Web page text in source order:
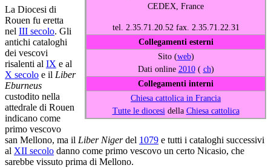
CEDEX, France
tel. 2.35.71.20.52 fax. 2.35.71.22.31
Collegamenti esterni
Sito (web)
Dati online 2010( ch)
Collegamenti interni
Chiesa cattolica in Francia
Tutte le diocesi della Chiesa cattolica
La Diocesi di
Rouen fu eretta
nel III secolo. Gli
antichi cataloghi
dei vescovi
risalenti al IX e al
X secolo e il Liber
Eburneus
custodito nella
attedrale di Rouen
indicano come
primo vescovo
san Mellono, ma il Liber Nigerdel 1079 e tutti i cataloghi successivi
al XII secolo danno come primo vescovo un certo Nicasio, che
sarebbe vissuto prima di Mellono.